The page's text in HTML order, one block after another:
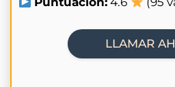
LLAMAR